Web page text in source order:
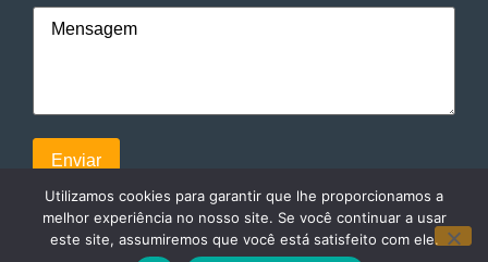
Utilizamos cookies para garantir que lhe proporcionamos a
melhor experiência no nosso site. Se você continuar a usar
este site, assumiremos que você está satisfeito com ele.